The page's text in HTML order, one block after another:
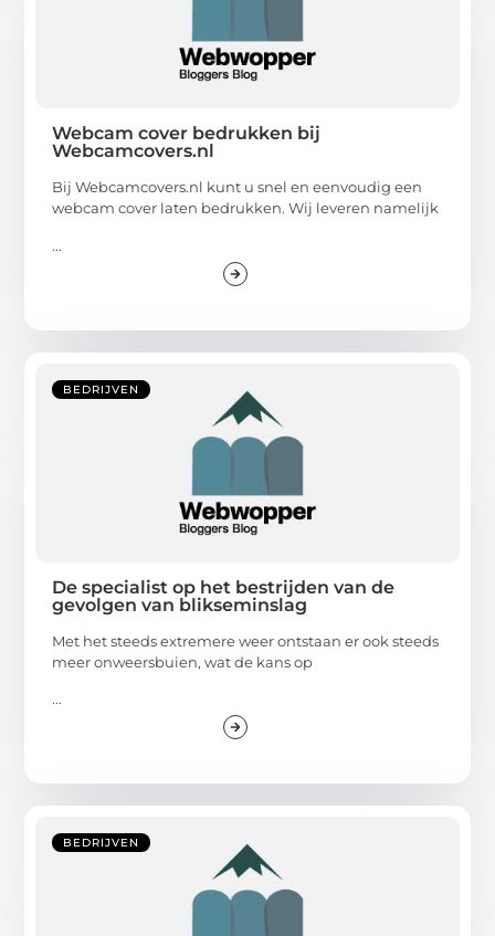
Webcam cover bedrukken bij
Webcamcovers.nl
Bij Webcamcovers.nl kunt u snel en eenvoudig een
webcam cover laten bedrukken. Wij leveren namelijk
...
BEDRIJVEN
De specialist op het bestrijden van de
gevolgen van blikseminslag
Met het steeds extremere weer ontstaan er ook steeds
meer onweersbuien, wat de kans op
...
BEDRIJVEN